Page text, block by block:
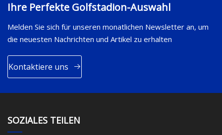
Ihre Perfekte Golfstadion-Auswahl
Melden Sie sich für unseren monatlichen Newsletter an, um
die neuesten Nachrichten und Artikel zu erhalten
Kontaktiere uns
SOZIALES TEILEN